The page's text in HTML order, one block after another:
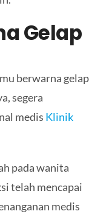
Gelap
berwarna gelap
segera
medis Klinik
pada wanita
telah mencapai
medis